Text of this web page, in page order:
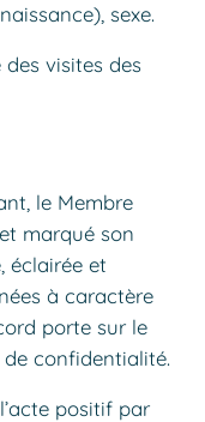
sexe.
visites des
le Membre
marqué son
éclairée et
à caractère
porte sur le
confidentialité.
positif par